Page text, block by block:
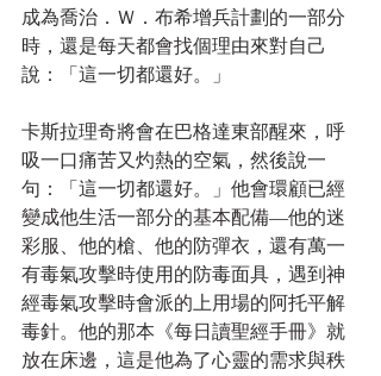
成為喬治．Ｗ．布希增兵計劃的一部分
時，還是每天都會找個理由來對自己
說：「這一切都還好。」
卡斯拉理奇將會在巴格達東部醒來，呼
吸一口痛苦又灼熱的空氣，然後說一
句：「這一切都還好。」他會環顧已經
變成他生活一部分的基本配備—他的迷
彩服、他的槍、他的防彈衣，還有萬一
有毒氣攻擊時使用的防毒面具，遇到神
經毒氣攻擊時會派的上用場的阿托平解
毒針。他的那本《每日讀聖經手冊》就
放在床邊，這是他為了心靈的需求與秩